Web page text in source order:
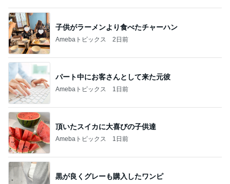
子供がラーメンより食べたチャーハン
Amebaトピックス 2日前
パート中にお客さんとして来た元彼
Amebaトピックス 1日前
頂いたスイカに大喜びの子供達
Amebaトピックス 1日前
黒が良くグレーも購入したワンピ